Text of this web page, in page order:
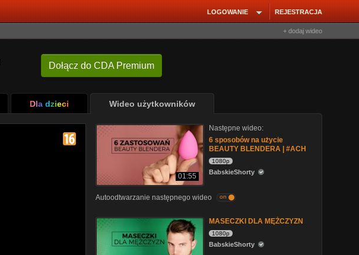
REJESTRACJA
LOGOWANIE
+ dodaj wideo
Dołącz do CDA Premium
Dla dzieci Wideo użytkowników
01:55
Następne wideo:
6 sposobów na użycie
BEAUTY BLENDERA | #ACH
1080p
BabskieShorty
Autoodtwarzanie następnego wideo on
MASECZKI DLA MĘŻCZYZN
1080p
BabskieShorty